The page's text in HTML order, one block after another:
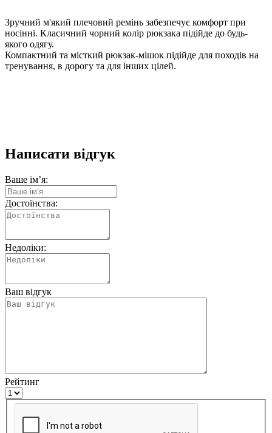
Зручний м'який плечовий ремінь забезпечує комфорт при
носінні. Класичний чорний колір рюкзака підійде до будь-
якого одягу.
Компактний та місткий рюкзак-мішок підійде для походів на
тренування, в дорогу та для інших цілей.
Написати відгук
Ваше ім’я:
Достоїнства:
Недоліки:
Ваш відгук
Рейтинг